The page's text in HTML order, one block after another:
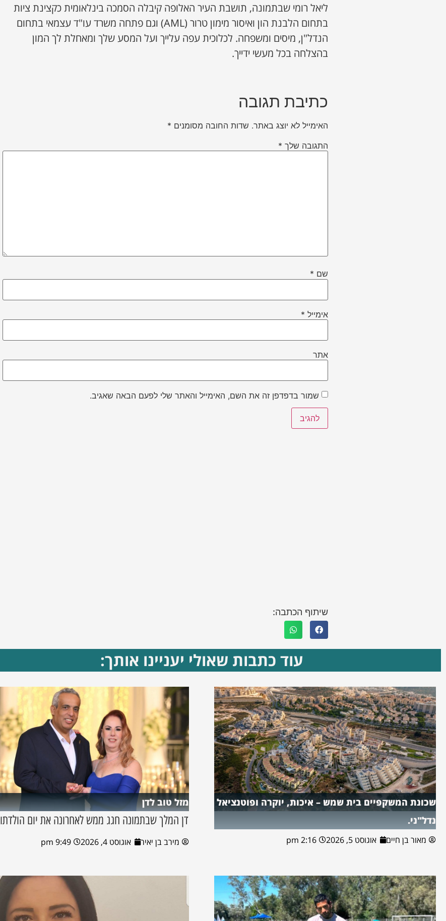
ליאל רומי שבתמונה, תושבת העיר האלופה קיבלה הסמכה בינלאומית כקצינת ציות
בתחום הלבנת הון ואיסור מימון טרור (AML) וגם פתחה משרד עו"ד עצמאי בתחום
הנדל"ן, מיסים ומשפחה. לכלוכית עפה עלייך ועל המסע שלך ומאחלת לך המון
בהצלחה בכל מעשי ידייך.
כתיבת תגובה
האימייל לא יוצג באתר. שדות החובה מסומנים *
התגובה שלך *
שם *
אימייל *
אתר
שמור בדפדפן זה את השם, האימייל והאתר שלי לפעם הבאה שאגיב.
שיתוף הכתבה:
עוד כתבות שאולי יעניינו אותך:
שכונת המשקפיים בית שמש – איכות, יוקרה ופוטנציאל
נדל"ני.
מאור בן חיים אוגוסט 5, 2026 2:16 pm
מזל טוב לדן
דן המלך שבתמונה חגג ממש לאחרונה את יום הולדתו
מירב בן יאיר אוגוסט 4, 2026 9:49 pm